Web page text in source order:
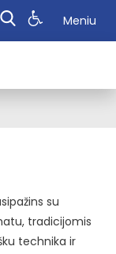
Meniu
su
tradicijomis
technika ir